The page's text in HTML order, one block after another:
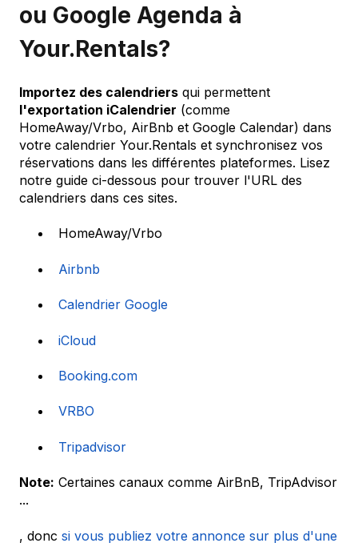
ou Google Agenda à
Your.Rentals?
Importez des calendriers qui permettent
l'exportation iCalendrier (comme
HomeAway/Vrbo, AirBnb et Google Calendar) dans
votre calendrier Your.Rentals et synchronisez vos
réservations dans les différentes plateformes. Lisez
notre guide ci-dessous pour trouver l'URL des
calendriers dans ces sites.
HomeAway/Vrbo
Airbnb
Calendrier Google
iCloud
Booking.com
VRBO
Tripadvisor
Note: Certaines canaux comme AirBnB, TripAdvisor
...
, donc si vous publiez votre annonce sur plus d'une